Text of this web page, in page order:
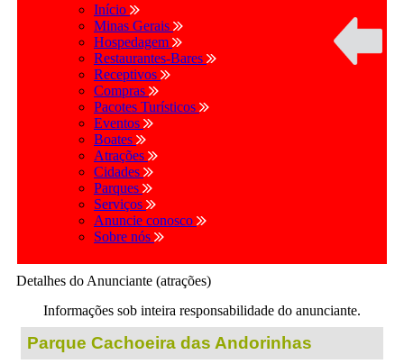
Início
Minas Gerais
Hospedagem
Restaurantes-Bares
Receptivos
Compras
Pacotes Turísticos
Eventos
Boates
Atrações
Cidades
Parques
Serviços
Anuncie conosco
Sobre nós
Detalhes do Anunciante (atrações)
Informações sob inteira responsabilidade do anunciante.
Parque Cachoeira das Andorinhas